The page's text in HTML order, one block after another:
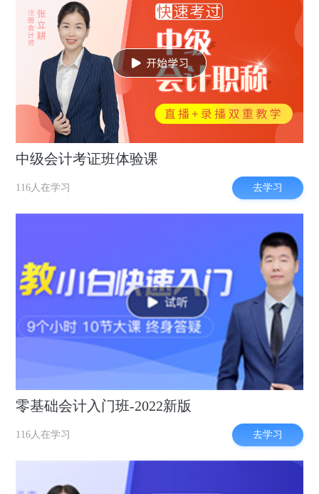
中级会计考证班体验课
116人在学习 去学习
零基础会计入门班-2022新版
116人在学习 去学习